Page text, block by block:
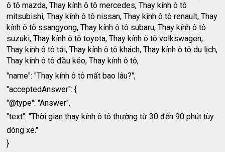
ô tô mazda, Thay kính ô tô mercedes, Thay kính ô tô
mitsubishi, Thay kính ô tô nissan, Thay kính ô tô renault, Thay
kính ô tô ssangyong, Thay kính ô tô subaru, Thay kính ô tô
suzuki, Thay kính ô tô toyota, Thay kính ô tô volkswagen,
Thay kính ô tô tải, Thay kính ô tô khách, Thay kính ô tô du lịch,
Thay kính ô tô đầu kéo, Thay kính ô tô,
"name": "Thay kính ô tô mất bao lâu?",
"acceptedAnswer": {
"@type": "Answer",
"text": "Thời gian thay kính ô tô thường từ 30 đến 90 phút tùy
dòng xe."
}